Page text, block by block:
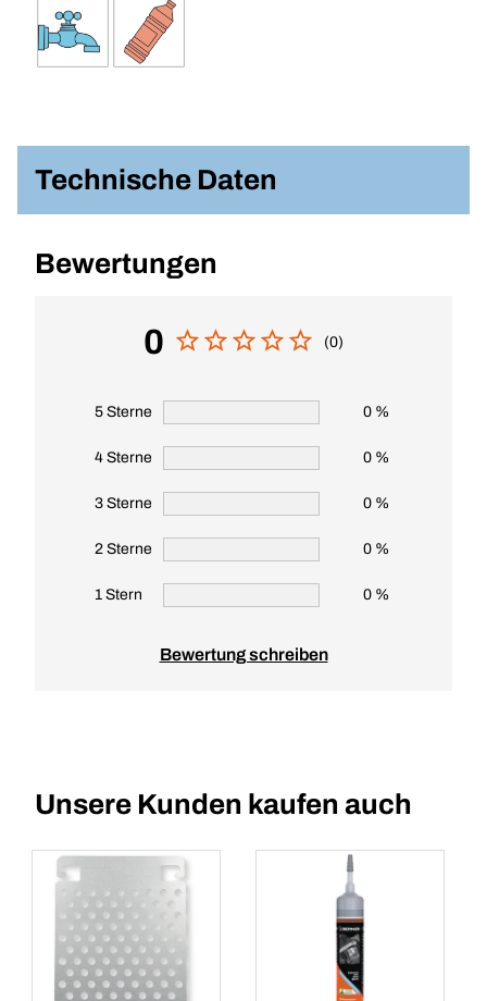
Technische Daten
Bewertungen
0 (0)
5 Sterne 0 %
4 Sterne 0 %
3 Sterne 0 %
2 Sterne 0 %
1 Stern 0 %
Bewertung schreiben
Unsere Kunden kaufen auch